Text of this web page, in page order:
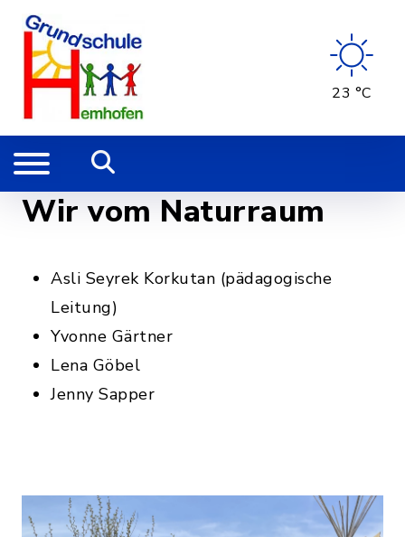
23 °C
Wir vom Naturraum
Asli Seyrek Korkutan (pädagogische
Leitung)
Yvonne Gärtner
Lena Göbel
Jenny Sapper